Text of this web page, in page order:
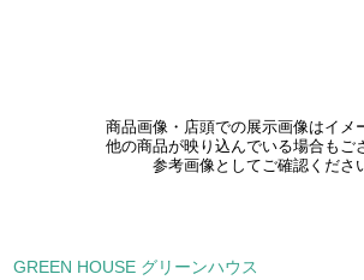
商品画像・店頭での展示画像はイメ
他の商品が映り込んでいる場合もご
参考画像としてご確認くださ
GREEN HOUSE グリーンハウス